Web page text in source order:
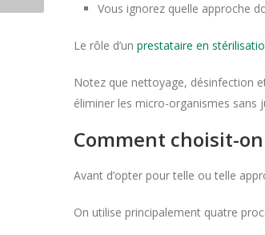
Vous ignorez quelle approche
Le rôle d’un prestataire en
Notez que nettoyage, désinfection
éliminer les micro-organismes sans
Comment choisit-
Avant d’opter pour telle ou telle
On utilise principalement quatre